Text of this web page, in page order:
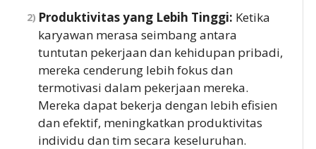
Produktivitas yang Lebih Tinggi: Ketika
karyawan merasa seimbang antara
tuntutan pekerjaan dan kehidupan pribadi,
mereka cenderung lebih fokus dan
termotivasi dalam pekerjaan mereka.
Mereka dapat bekerja dengan lebih efisien
dan efektif, meningkatkan produktivitas
individu dan tim secara keseluruhan.